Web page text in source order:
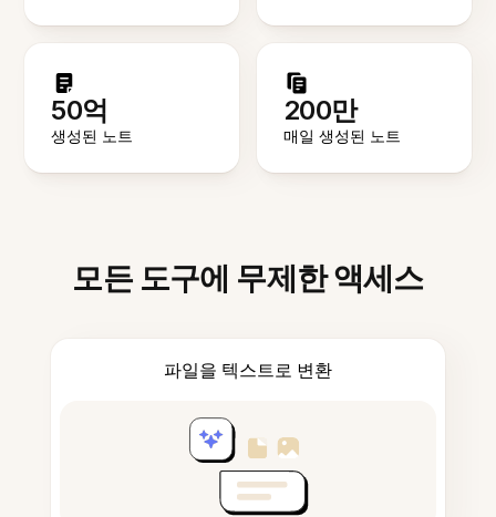
50억
생성된 노트
200만
매일 생성된 노트
모든 도구에 무제한 액세스
파일을 텍스트로 변환